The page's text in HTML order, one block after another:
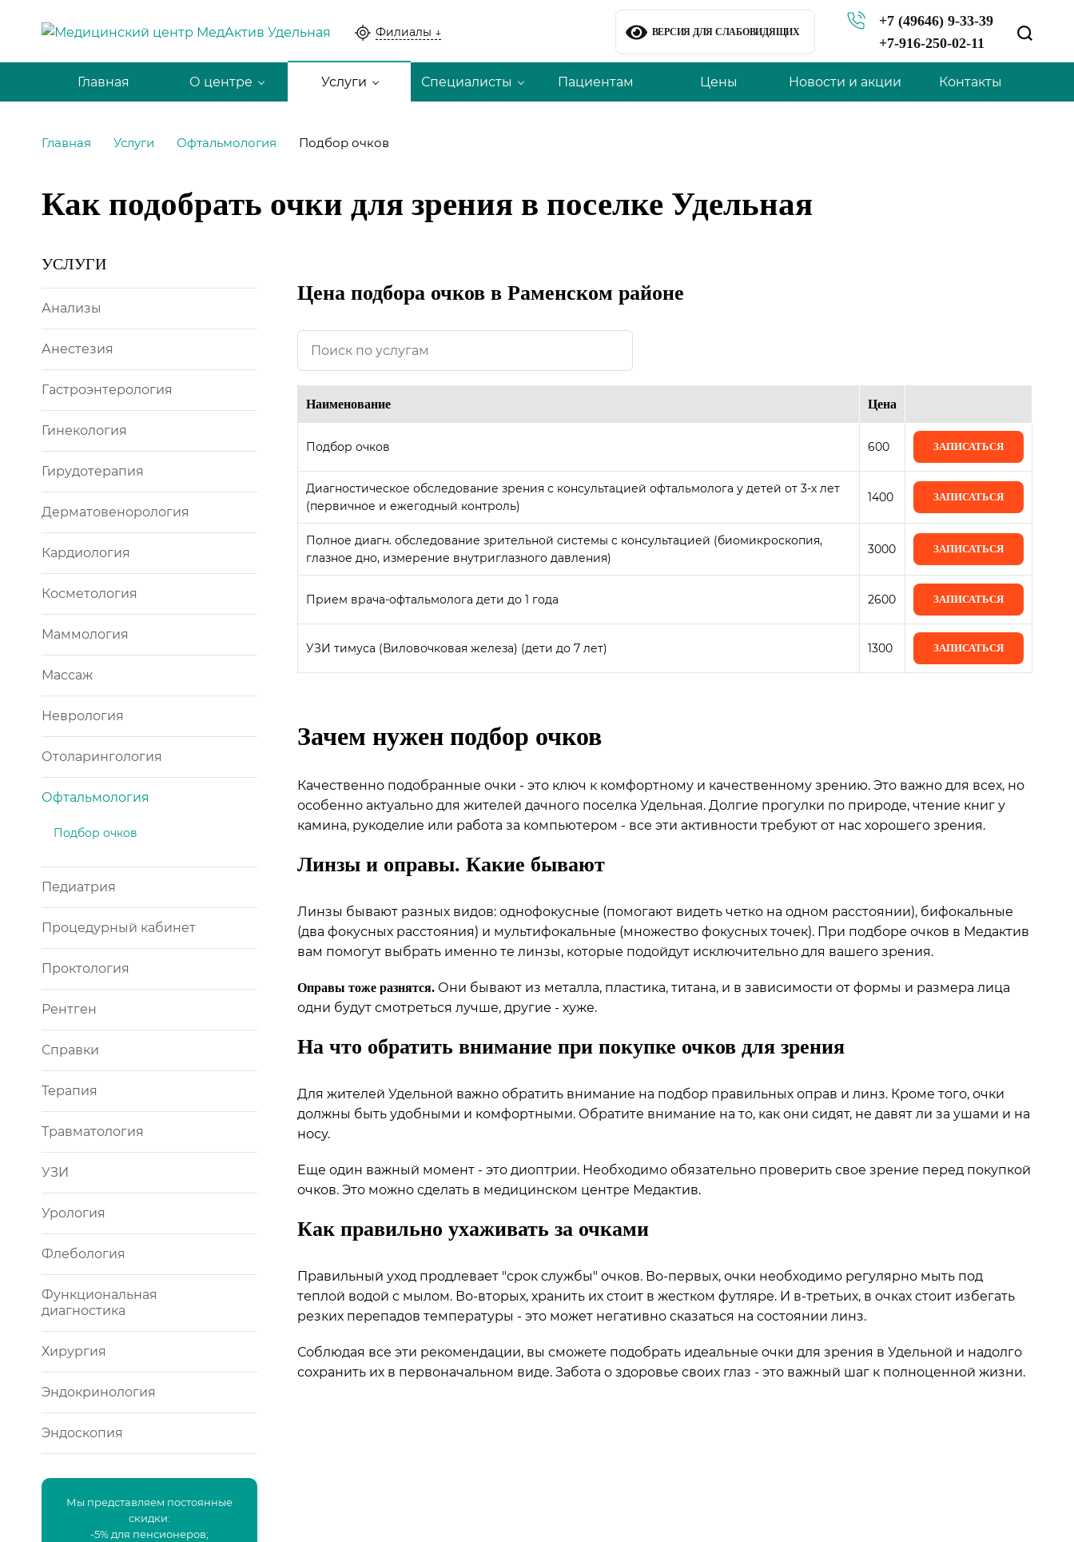
Филиалы ↓ ВЕРСИЯ ДЛЯ СЛАБОВИДЯЩИХ
+7 (49646) 9-33-39
+7-916-250-02-11
Главная О центре Услуги Специалисты Пациентам Цены Новости и акции Контакты
Главная Услуги Офтальмология Подбор очков
Как подобрать очки для зрения в поселке Удельная
УСЛУГИ
Анализы
Анестезия
Гастроэнтерология
Гинекология
Гирудотерапия
Дерматовенорология
Кардиология
Косметология
Маммология
Массаж
Неврология
Отоларингология
Офтальмология
Подбор очков
Педиатрия
Процедурный кабинет
Проктология
Рентген
Справки
Терапия
Травматология
УЗИ
Урология
Флебология
Функциональная
диагностика
Хирургия
Эндокринология
Эндоскопия
Мы представляем постоянные
скидки:
-5% для пенсионеров;
Цена подбора очков в Раменском районе
Наименование Цена
Подбор очков 600 ЗАПИСАТЬСЯ
Диагностическое обследование зрения с консультацией офтальмолога у детей от 3-х лет
(первичное и ежегодный контроль)
1400 ЗАПИСАТЬСЯ
Полное диагн. обследование зрительной системы с консультацией (биомикроскопия,
глазное дно, измерение внутриглазного давления)
3000 ЗАПИСАТЬСЯ
Прием врача-офтальмолога дети до 1 года 2600 ЗАПИСАТЬСЯ
УЗИ тимуса (Виловочковая железа) (дети до 7 лет) 1300 ЗАПИСАТЬСЯ
Зачем нужен подбор очков
Качественно подобранные очки - это ключ к комфортному и качественному зрению. Это важно для всех, но
особенно актуально для жителей дачного поселка Удельная. Долгие прогулки по природе, чтение книг у
камина, рукоделие или работа за компьютером - все эти активности требуют от нас хорошего зрения.
Линзы и оправы. Какие бывают
Линзы бывают разных видов: однофокусные (помогают видеть четко на одном расстоянии), бифокальные
(два фокусных расстояния) и мультифокальные (множество фокусных точек). При подборе очков в Медактив
вам помогут выбрать именно те линзы, которые подойдут исключительно для вашего зрения.
Оправы тоже разнятся. Они бывают из металла, пластика, титана, и в зависимости от формы и размера лица
одни будут смотреться лучше, другие - хуже.
На что обратить внимание при покупке очков для зрения
Для жителей Удельной важно обратить внимание на подбор правильных оправ и линз. Кроме того, очки
должны быть удобными и комфортными. Обратите внимание на то, как они сидят, не давят ли за ушами и на
носу.
Еще один важный момент - это диоптрии. Необходимо обязательно проверить свое зрение перед покупкой
очков. Это можно сделать в медицинском центре Медактив.
Как правильно ухаживать за очками
Правильный уход продлевает "срок службы" очков. Во-первых, очки необходимо регулярно мыть под
теплой водой с мылом. Во-вторых, хранить их стоит в жестком футляре. И в-третьих, в очках стоит избегать
резких перепадов температуры - это может негативно сказаться на состоянии линз.
Соблюдая все эти рекомендации, вы сможете подобрать идеальные очки для зрения в Удельной и надолго
сохранить их в первоначальном виде. Забота о здоровье своих глаз - это важный шаг к полноценной жизни.